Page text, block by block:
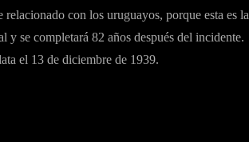
con los uruguayos, porque esta es la
se completará 82 años después del incidente.
el 13 de diciembre de 1939.